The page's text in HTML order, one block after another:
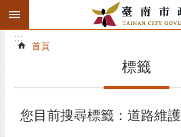
跳到主要內容區塊
搜
階
精彩府城
:::
:::
首頁
標籤
您目前搜尋標籤：道路維護